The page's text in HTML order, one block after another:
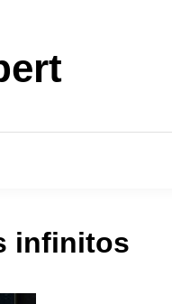
infinitos